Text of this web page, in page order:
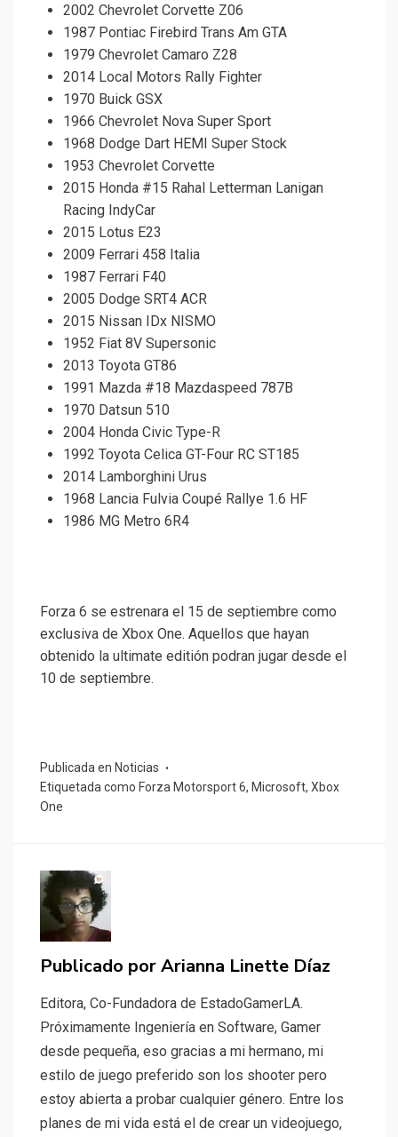
2002 Chevrolet Corvette Z06
1987 Pontiac Firebird Trans Am GTA
1979 Chevrolet Camaro Z28
2014 Local Motors Rally Fighter
1970 Buick GSX
1966 Chevrolet Nova Super Sport
1968 Dodge Dart HEMI Super Stock
1953 Chevrolet Corvette
2015 Honda #15 Rahal Letterman Lanigan
Racing IndyCar
2015 Lotus E23
2009 Ferrari 458 Italia
1987 Ferrari F40
2005 Dodge SRT4 ACR
2015 Nissan IDx NISMO
1952 Fiat 8V Supersonic
2013 Toyota GT86
1991 Mazda #18 Mazdaspeed 787B
1970 Datsun 510
2004 Honda Civic Type-R
1992 Toyota Celica GT-Four RC ST185
2014 Lamborghini Urus
1968 Lancia Fulvia Coupé Rallye 1.6 HF
1986 MG Metro 6R4
Forza 6 se estrenara el 15 de septiembre como
exclusiva de Xbox One. Aquellos que hayan
obtenido la ultimate editión podran jugar desde el
10 de septiembre.
Publicada en Noticias
Etiquetada como Forza Motorsport 6, Microsoft, Xbox
One
Publicado porArianna Linette Díaz
Editora, Co-Fundadora de EstadoGamerLA.
Próximamente Ingeniería en Software, Gamer
desde pequeña, eso gracias a mi hermano, mi
estilo de juego preferido son los shooter pero
estoy abierta a probar cualquier género. Entre los
planes de mi vida está el de crear un videojuego,